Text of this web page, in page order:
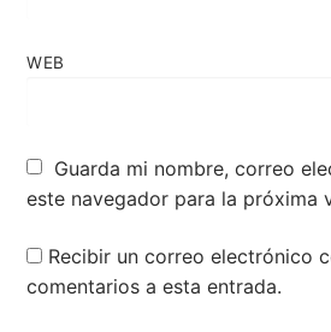
WEB
Guarda mi nombre, correo
este navegador para la próxima
Recibir un correo electrónico
comentarios a esta entrada.